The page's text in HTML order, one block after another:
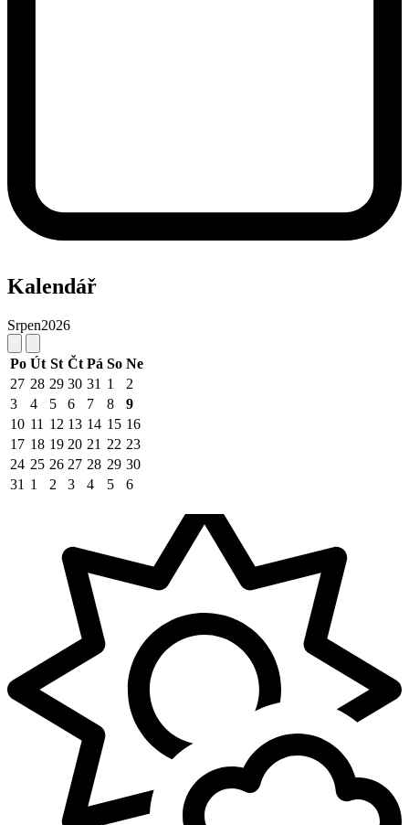
Kalendář
Srpen2026
Po Út St Čt Pá So Ne
27 28 29 30 31 1
2
3
4 5 6 7 8
9
10 11 12 13 14 15 16
17 18 19 20 21 22 23
24 25 26 27 28 29 30
31 1 2 3 4 5 6